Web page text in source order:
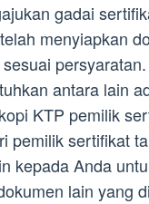
gadai
menyiapkan
antara lain
KTP pemilik
pemilik sertifikat
kepada Anda
lain yang